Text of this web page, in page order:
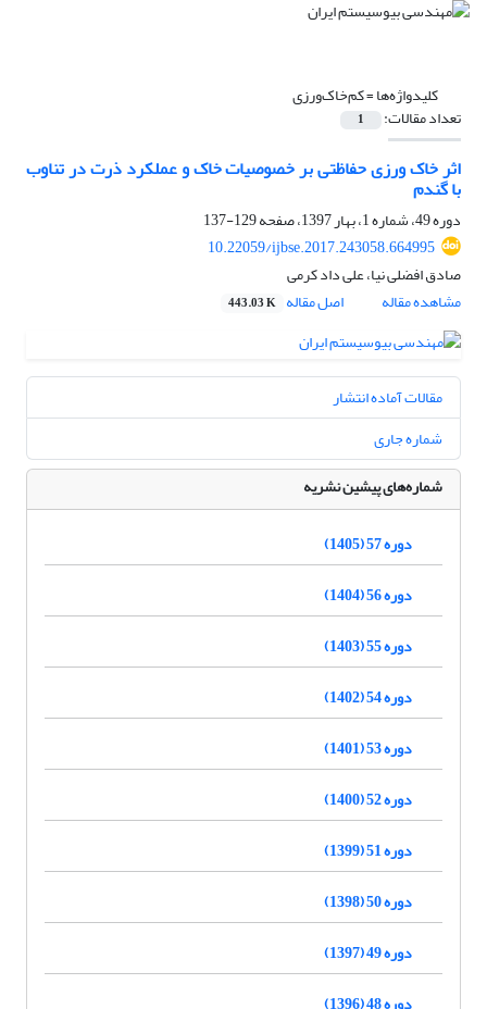
کلیدواژه‌ها =کم‌خاک‌ورزی
تعداد مقالات: 1
اثر خاک ورزی حفاظتی بر خصوصیات خاک و عملکرد ذرت در تناوب
با گندم
دوره 49، شماره 1، بهار 1397، صفحه
129-137
10.22059/ijbse.2017.243058.664995
صادق افضلی نیا، علی داد کرمی
مشاهده مقاله
اصل مقاله 443.03 K
مقالات آماده انتشار
شماره جاری
شماره‌های پیشین نشریه
دوره 57 (1405)
دوره 56 (1404)
دوره 55 (1403)
دوره 54 (1402)
دوره 53 (1401)
دوره 52 (1400)
دوره 51 (1399)
دوره 50 (1398)
دوره 49 (1397)